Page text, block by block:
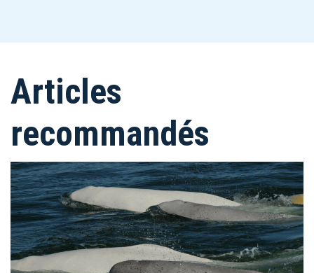
Articles
recommandés